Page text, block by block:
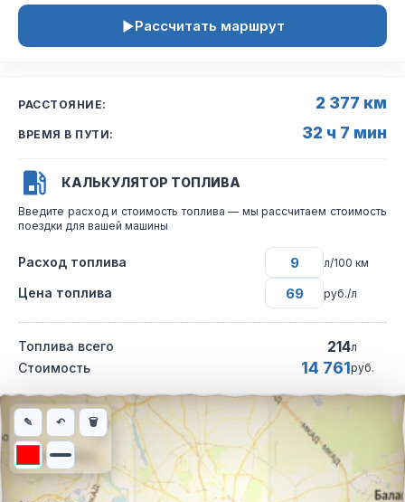
Рассчитать маршрут
РАССТОЯНИЕ: 2 377 км
ВРЕМЯ В ПУТИ: 32 ч 7 мин
КАЛЬКУЛЯТОР ТОПЛИВА
Введите расход и стоимость топлива — мы рассчитаем стоимость
поездки для вашей машины
Расход топлива л/100 км
Цена топлива руб./л
Топлива всего 214л
Стоимость 14 761руб.
Интерактивная карта автомобильного маршрута из города
✎ ↶ 🗑